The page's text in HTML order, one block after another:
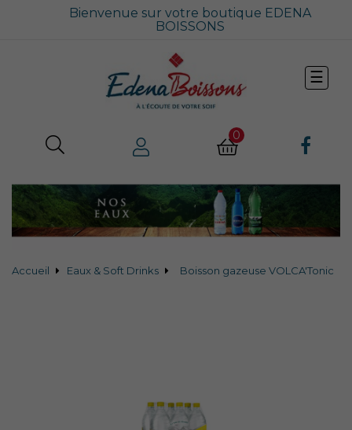
Bienvenue sur votre boutique EDENA
BOISSONS
la
☰
0
Accueil Eaux & Soft Drinks Boisson gazeuse VOLCA'Tonic